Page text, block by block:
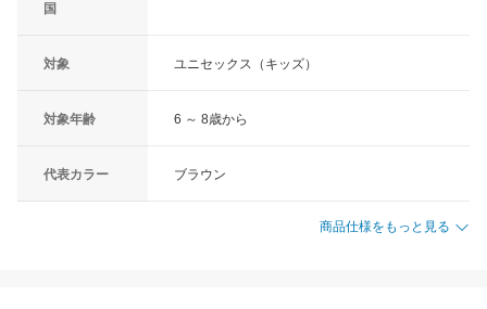
国
対象 ユニセックス（キッズ）
対象年齢 6 ～ 8歳から
代表カラー ブラウン
商品仕様をもっと見る